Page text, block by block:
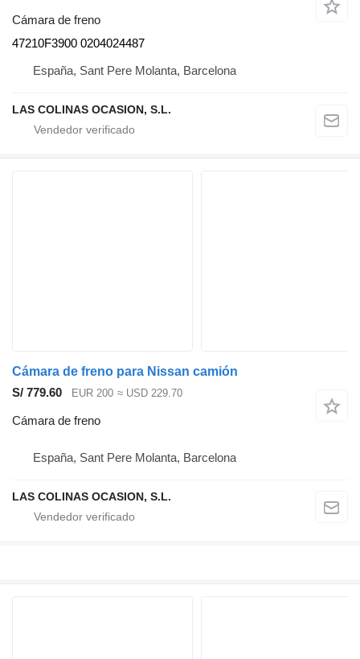
Cámara de freno
47210F3900 0204024487
España, Sant Pere Molanta, Barcelona
LAS COLINAS OCASION, S.L.
Cámara de freno para Nissan camión
S/ 779.60
EUR 200 ≈ USD 229.70
Cámara de freno
España, Sant Pere Molanta, Barcelona
LAS COLINAS OCASION, S.L.